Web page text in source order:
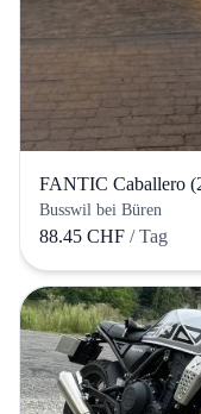
FANTIC Caballero
Busswil bei Büren
88.45 CHF / Tag